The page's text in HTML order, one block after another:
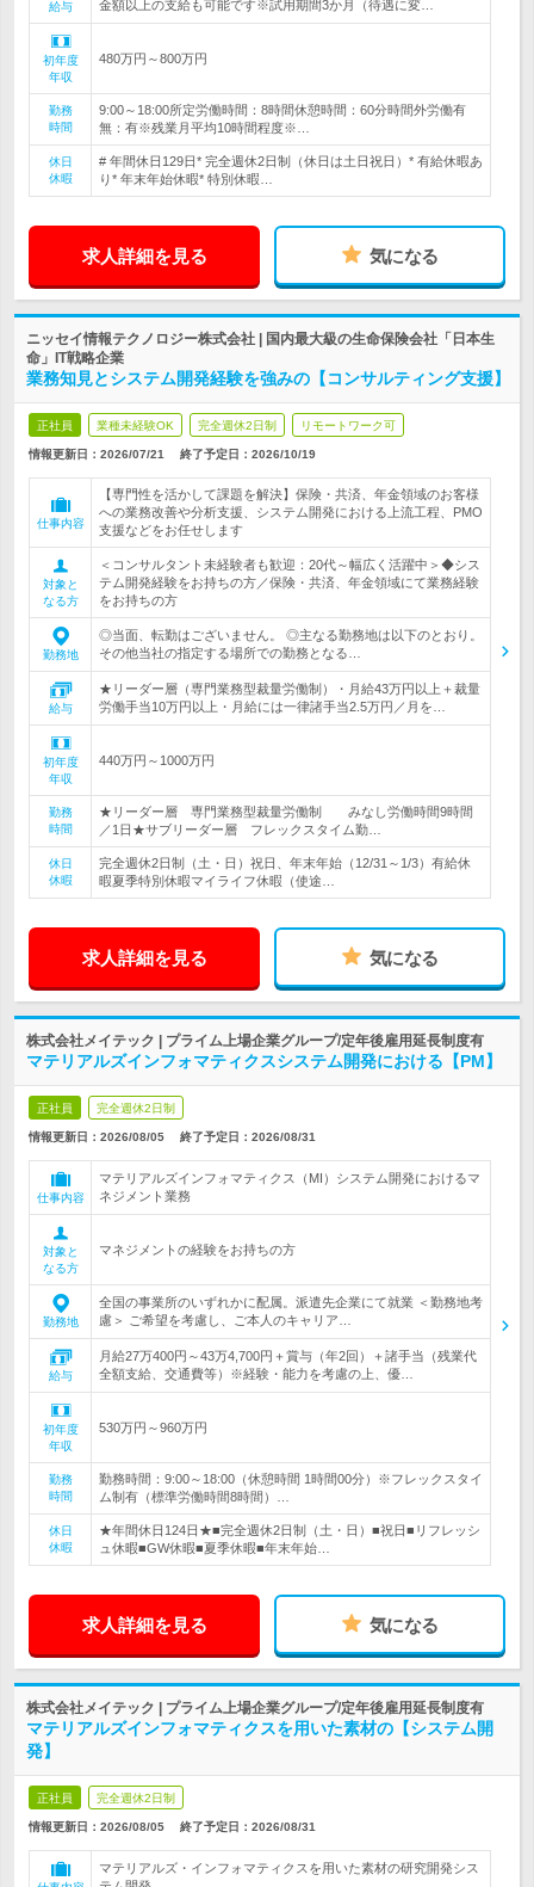
給与 金額以上の支給も可能です※試用期間3か月（待遇に変…
初年度
年収
480万円～800万円
勤務
時間
9:00～18:00所定労働時間：8時間休憩時間：60分時間外労働有
無：有※残業月平均10時間程度※…
休日
休暇
# 年間休日129日* 完全週休2日制（休日は土日祝日）* 有給休暇あ
り* 年末年始休暇* 特別休暇…
求人詳細を見る 気になる
ニッセイ情報テクノロジー株式会社 | 国内最大級の生命保険会社「日本生
命」IT戦略企業
業務知見とシステム開発経験を強みの【コンサルティング支援】
正社員 業種未経験OK 完全週休2日制 リモートワーク可
情報更新日：2026/07/21 終了予定日： 2026/10/19
仕事内容
【専門性を活かして課題を解決】保険・共済、年金領域のお客様
への業務改善や分析支援、システム開発における上流工程、PMO
支援などをお任せします
対象と
なる方
＜コンサルタント未経験者も歓迎：20代～幅広く活躍中＞◆シス
テム開発経験をお持ちの方／保険・共済、年金領域にて業務経験
をお持ちの方
勤務地
◎当面、転勤はございません。 ◎主なる勤務地は以下のとおり。
その他当社の指定する場所での勤務となる…
給与
★リーダー層（専門業務型裁量労働制）・月給43万円以上＋裁量
労働手当10万円以上・月給には一律諸手当2.5万円／月を…
初年度
年収
440万円～1000万円
勤務
時間
★リーダー層 専門業務型裁量労働制 みなし労働時間9時間
／1日★サブリーダー層 フレックスタイム勤…
休日
休暇
完全週休2日制（土・日）祝日、年末年始（12/31～1/3）有給休
暇夏季特別休暇マイライフ休暇（使途…
求人詳細を見る 気になる
株式会社メイテック | プライム上場企業グループ/定年後雇用延長制度有
マテリアルズインフォマティクスシステム開発における【PM】
正社員 完全週休2日制
情報更新日：2026/08/05 終了予定日： 2026/08/31
仕事内容
マテリアルズインフォマティクス（MI）システム開発におけるマ
ネジメント業務
対象と
なる方
マネジメントの経験をお持ちの方
勤務地
全国の事業所のいずれかに配属。派遣先企業にて就業 ＜勤務地考
慮＞ ご希望を考慮し、ご本人のキャリア…
給与
月給27万400円～43万4,700円＋賞与（年2回）＋諸手当（残業代
全額支給、交通費等）※経験・能力を考慮の上、優…
初年度
年収
530万円～960万円
勤務
時間
勤務時間：9:00～18:00（休憩時間 1時間00分）※フレックスタイ
ム制有（標準労働時間8時間）…
休日
休暇
★年間休日124日★■完全週休2日制（土・日）■祝日■リフレッシ
ュ休暇■GW休暇■夏季休暇■年末年始…
求人詳細を見る 気になる
株式会社メイテック | プライム上場企業グループ/定年後雇用延長制度有
マテリアルズインフォマティクスを用いた素材の【システム開
発】
正社員 完全週休2日制
情報更新日：2026/08/05 終了予定日： 2026/08/31
マテリアルズ・インフォマティクスを用いた素材の研究開発シス